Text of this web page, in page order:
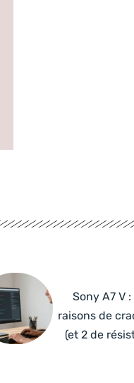
Sony A7 V :
raisons de
(et 2 de